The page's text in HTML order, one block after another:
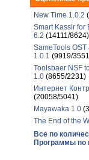
New Time 1.0.2
Smart Kassir for
6.2 (14111/8624)
SameTools
1.0.1 (9919/
Toolsbaer NSF
1.0 (8655/2231)
Интернет
(20058/5041)
Mayawaka 1.0
The End of the
Все по
Программы по